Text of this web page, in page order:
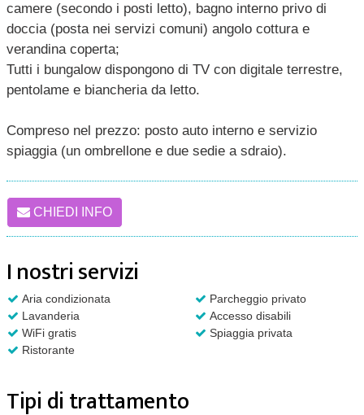
camere (secondo i posti letto), bagno interno privo di
doccia (posta nei servizi comuni) angolo cottura e
verandina coperta;
Tutti i bungalow dispongono di TV con digitale terrestre,
pentolame e biancheria da letto.
Compreso nel prezzo: posto auto interno e servizio
spiaggia (un ombrellone e due sedie a sdraio).
CHIEDI INFO
I nostri servizi
Aria condizionata
Parcheggio privato
Lavanderia
Accesso disabili
WiFi gratis
Spiaggia privata
Ristorante
Tipi di trattamento